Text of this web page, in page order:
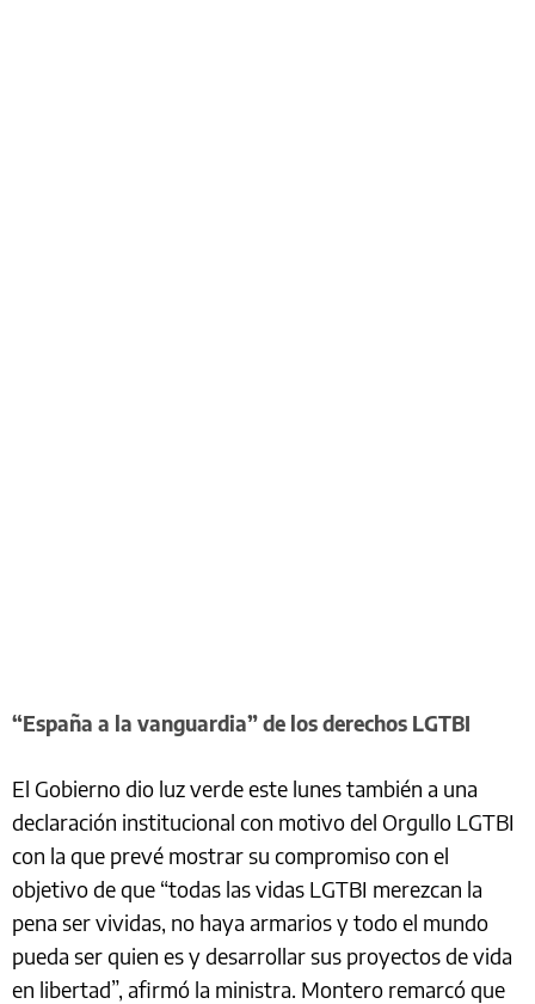
“España a la vanguardia” de los derechos LGTBI
El Gobierno dio luz verde este lunes también a una
declaración institucional con motivo del Orgullo LGTBI
con la que prevé mostrar su compromiso con el
objetivo de que “todas las vidas LGTBI merezcan la
pena ser vividas, no haya armarios y todo el mundo
pueda ser quien es y desarrollar sus proyectos de vida
en libertad”, afirmó la ministra. Montero remarcó que